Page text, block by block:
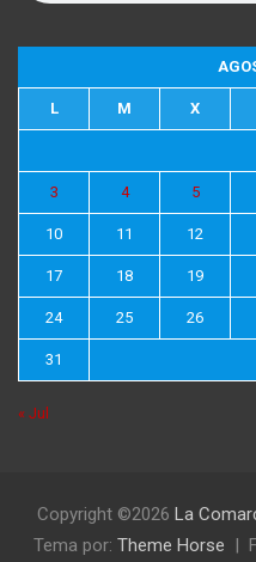
L M X
3 4 5
10 11 12
17 18 19
24 25 26
31
« Jul
Copyright ©2026 La
Tema por: Theme Horse